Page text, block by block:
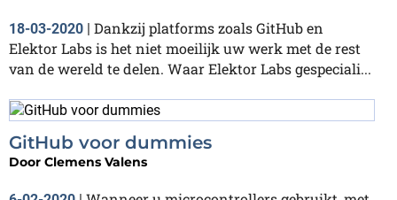
18-03-2020 | Dankzij platforms zoals GitHub en
Elektor Labs is het niet moeilijk uw werk met de rest
van de wereld te delen. Waar Elektor Labs gespeciali...
GitHub voor dummies
Door Clemens Valens